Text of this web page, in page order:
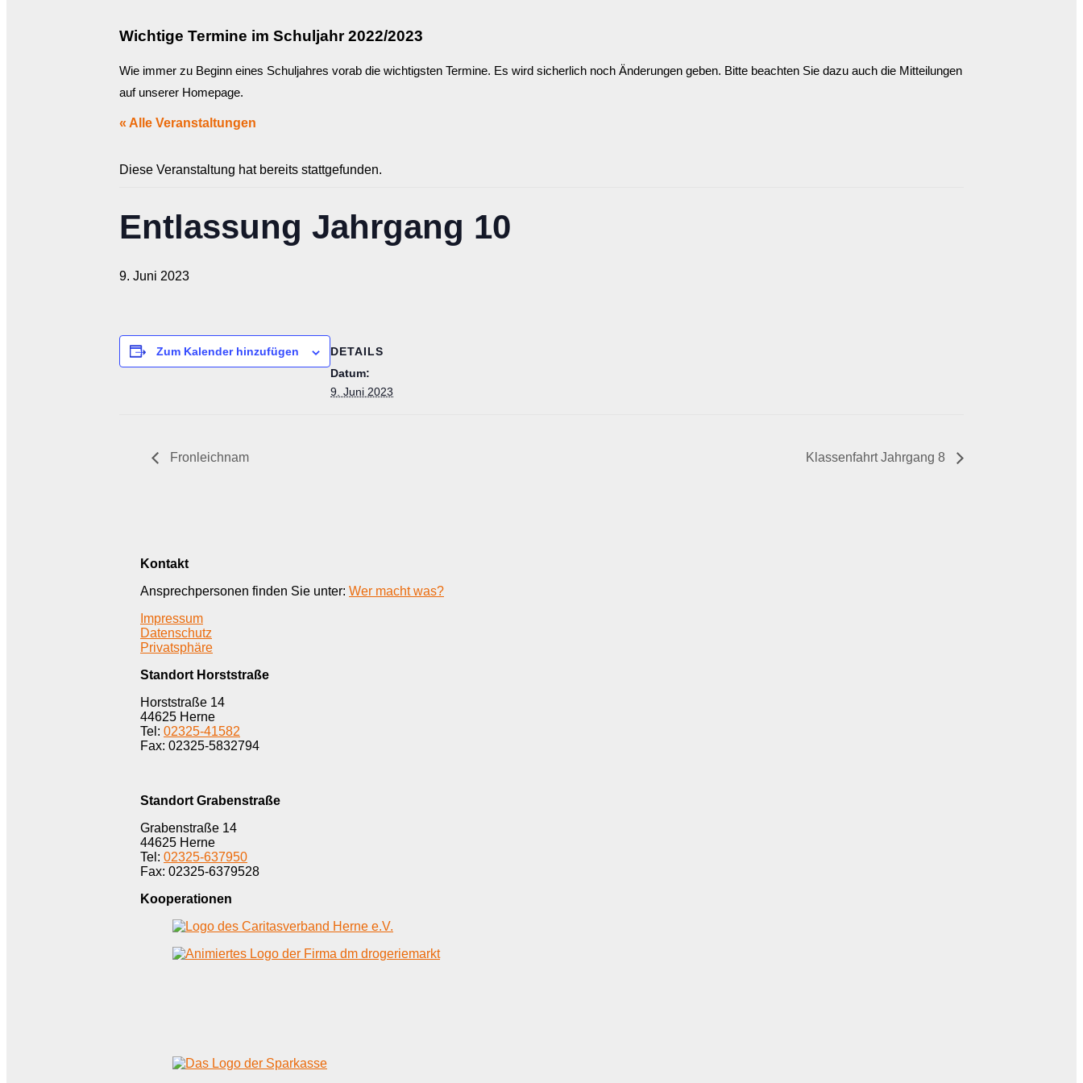
Wichtige Termine im Schuljahr 2022/2023
Wie immer zu Beginn eines Schuljahres vorab die wichtigsten Termine. Es wird sicherlich noch Änderungen geben. Bitte beachten Sie dazu auch die Mitteilungen
auf unserer Homepage.
« Alle Veranstaltungen
Diese Veranstaltung hat bereits stattgefunden.
Entlassung Jahrgang 10
9. Juni 2023
Zum Kalender hinzufügen
DETAILS
Datum:
9. Juni 2023
Fronleichnam Klassenfahrt Jahrgang 8
Kontakt
Ansprechpersonen finden Sie unter: Wer macht was?
Impressum
Datenschutz
Privatsphäre
Standort Horststraße
Horststraße 14
44625 Herne
Tel: 02325-41582
Fax: 02325-5832794
Standort Grabenstraße
Grabenstraße 14
44625 Herne
Tel: 02325-637950
Fax: 02325-6379528
Kooperationen